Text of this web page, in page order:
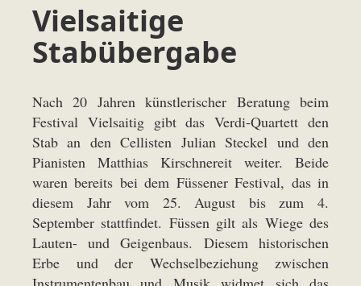
Vielsaitige
Stabübergabe
Nach 20 Jahren künstlerischer Beratung beim
Festival Vielsaitig gibt das Verdi-Quartett den
Stab an den Cellisten Julian Steckel und den
Pianisten Matthias Kirschnereit weiter. Beide
waren bereits bei dem Füssener Festival, das in
diesem Jahr vom 25. August bis zum 4.
September stattfindet. Füssen gilt als Wiege des
Lauten- und Geigenbaus. Diesem historischen
Erbe und der Wechselbeziehung zwischen